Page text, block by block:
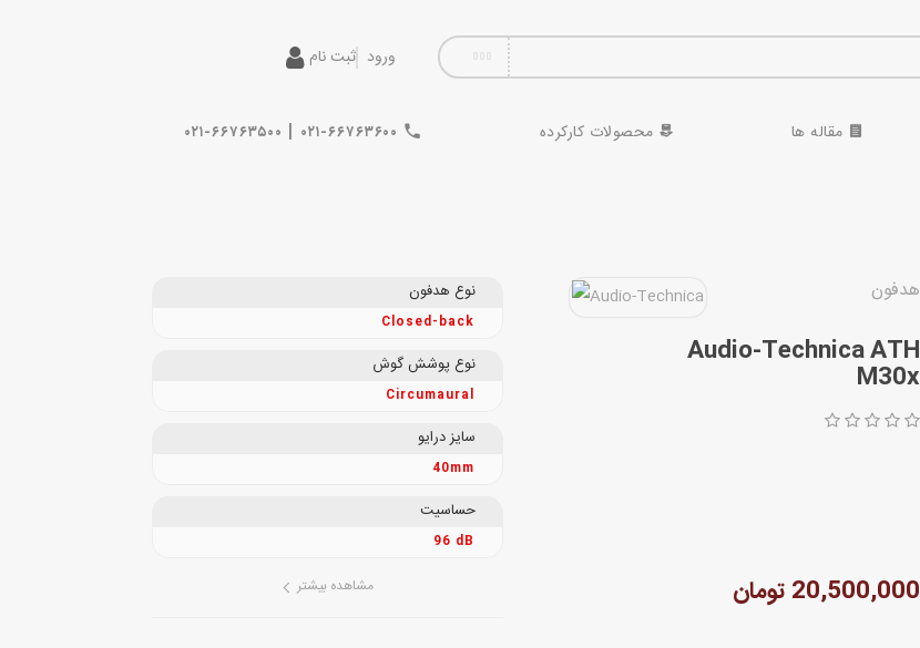
ورود ثبت نام
مقاله ها محصولات کارکرده ۰۲۱-۶۶۷۶۳۶۰۰ | ۰۲۱-۶۶۷۶۳۵۰۰
هدفون
Audio-Technica ATH
M30x
20,500,000 تومان
نوع هدفون
Closed-back
نوع پوشش گوش
Circumaural
سایز درایو
40mm
حساسیت
96 dB
مشاهده بیشتر